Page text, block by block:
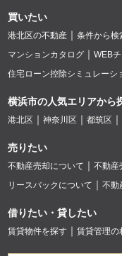
買いたい
港北区の不動産 条件から検
マンションカタログ
WEB
住宅ローン控除シミュレーシ
横浜市の人気エリアから
港北区 神奈川区 都筑区
売りたい
不動産売却について 不動産
リースバックについて
不動
借りたい・貸したい
賃貸物件を探す 賃貸管理の